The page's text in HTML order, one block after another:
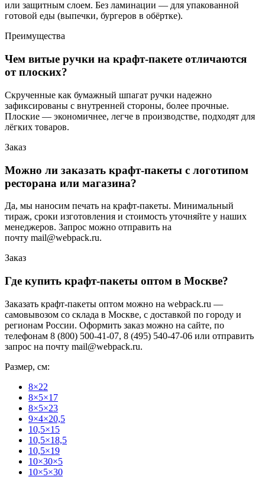
или защитным слоем. Без ламинации — для упакованной
готовой еды (выпечки, бургеров в обёртке).
Преимущества
Чем витые ручки на крафт-пакете отличаются
от плоских?
Скрученные как бумажный шпагат ручки надежно
зафиксированы с внутренней стороны, более прочные.
Плоские — экономичнее, легче в производстве, подходят для
лёгких товаров.
Заказ
Можно ли заказать крафт-пакеты с логотипом
ресторана или магазина?
Да, мы наносим печать на крафт-пакеты. Минимальный
тираж, сроки изготовления и стоимость уточняйте у наших
менеджеров. Запрос можно отправить на
почту mail@webpack.ru.
Заказ
Где купить крафт-пакеты оптом в Москве?
Заказать крафт-пакеты оптом можно на webpack.ru —
самовывозом со склада в Москве, с доставкой по городу и
регионам России. Оформить заказ можно на сайте, по
телефонам 8 (800) 500-41-07, 8 (495) 540-47-06 или отправить
запрос на почту mail@webpack.ru.
Размер, см:
8×22
8×5×17
8×5×23
9×4×20,5
10,5×15
10,5×18,5
10,5×19
10×30×5
10×5×30